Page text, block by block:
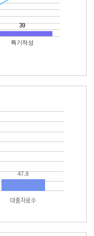
대출자료수
47.8